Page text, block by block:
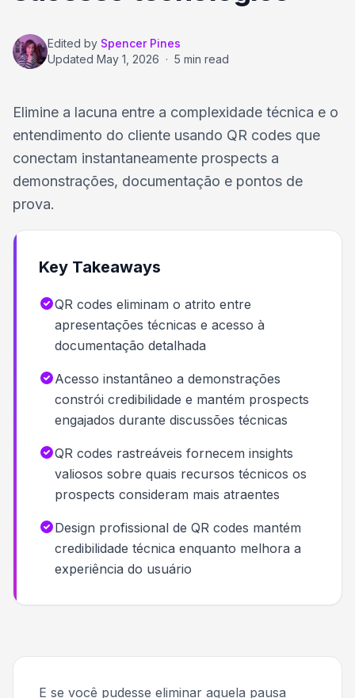
Edited by Spencer Pines
Updated May 1, 2026 · 5 min read
Elimine a lacuna entre a complexidade técnica e o
entendimento do cliente usando QR codes que
conectam instantaneamente prospects a
demonstrações, documentação e pontos de
prova.
Key Takeaways
QR codes eliminam o atrito entre
apresentações técnicas e acesso à
documentação detalhada
Acesso instantâneo a demonstrações
constrói credibilidade e mantém prospects
engajados durante discussões técnicas
QR codes rastreáveis fornecem insights
valiosos sobre quais recursos técnicos os
prospects consideram mais atraentes
Design profissional de QR codes mantém
credibilidade técnica enquanto melhora a
experiência do usuário
E se você pudesse eliminar aquela pausa